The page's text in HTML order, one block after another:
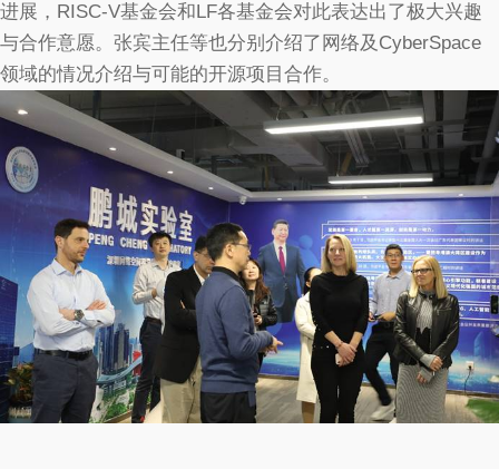
进展，RISC-V基金会和LF各基金会对此表达出了极大兴趣
与合作意愿。张宾主任等也分别介绍了网络及CyberSpace
领域的情况介绍与可能的开源项目合作。